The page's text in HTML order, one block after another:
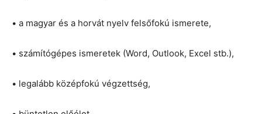
• a magyar és a horvát nyelv felsőfokú ismerete,
• számítógépes ismeretek (Word, Outlook, Excel stb.),
• legalább középfokú végzettség,